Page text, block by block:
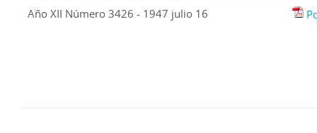
Año XII Número 3426 - 1947 julio 16